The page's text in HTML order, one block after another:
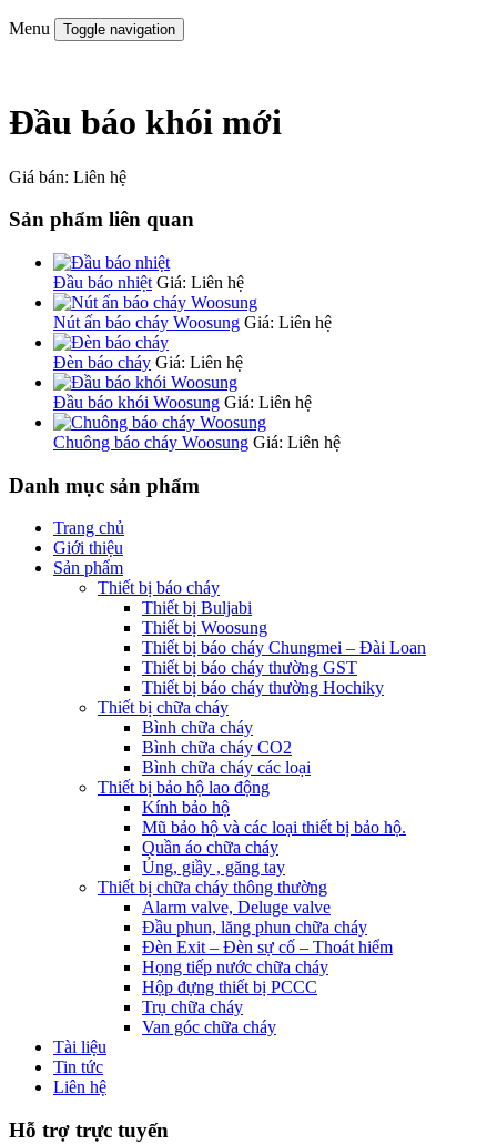
Menu Toggle navigation
Đầu báo khói mới
Giá bán: Liên hệ
Sản phẩm liên quan
Đầu báo nhiệt Giá: Liên hệ
Nút ấn báo cháy Woosung Giá: Liên hệ
Đèn báo cháy Giá: Liên hệ
Đầu báo khói Woosung Giá: Liên hệ
Chuông báo cháy Woosung Giá: Liên hệ
Danh mục sản phẩm
Trang chủ
Giới thiệu
Sản phẩm
Thiết bị báo cháy
Thiết bị Buljabi
Thiết bị Woosung
Thiết bị báo cháy Chungmei – Đài Loan
Thiết bị báo cháy thường GST
Thiết bị báo cháy thường Hochiky
Thiết bị chữa cháy
Bình chữa cháy
Bình chữa cháy CO2
Bình chữa cháy các loại
Thiết bị bảo hộ lao động
Kính bảo hộ
Mũ bảo hộ và các loại thiết bị bảo hộ.
Quần áo chữa cháy
Ủng, giầy , găng tay
Thiết bị chữa cháy thông thường
Alarm valve, Deluge valve
Đầu phun, lăng phun chữa cháy
Đèn Exit – Đèn sự cố – Thoát hiểm
Họng tiếp nước chữa cháy
Hộp đựng thiết bị PCCC
Trụ chữa cháy
Van góc chữa cháy
Tài liệu
Tin tức
Liên hệ
Hỗ trợ trực tuyến